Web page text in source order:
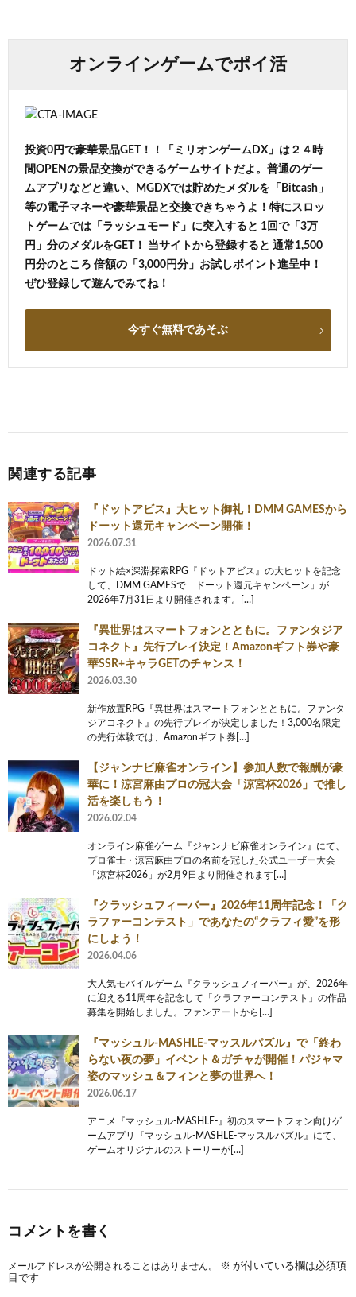
オンラインゲームでポイ活
投資0円で豪華景品GET！！「ミリオンゲームDX」は２４時
間OPENの景品交換ができるゲームサイトだよ。普通のゲー
ムアプリなどと違い、MGDXでは貯めたメダルを「Bitcash」
等の電子マネーや豪華景品と交換できちゃうよ！特にスロッ
トゲームでは「ラッシュモード」に突入すると 1回で「3万
円」分のメダルをGET！ 当サイトから登録すると 通常1,500
円分のところ 倍額の「3,000円分」お試しポイント進呈中！
ぜひ登録して遊んでみてね！
今すぐ無料であそぶ
関連する記事
『ドットアビス』大ヒット御礼！DMM GAMESから
ドーット還元キャンペーン開催！
2026.07.31
ドット絵×深淵探索RPG『ドットアビス』の大ヒットを記念
して、DMM GAMESで「ドーット還元キャンペーン」が
2026年7月31日より開催されます。[…]
『異世界はスマートフォンとともに。ファンタジア
コネクト』先行プレイ決定！Amazonギフト券や豪
華SSR+キャラGETのチャンス！
2026.03.30
新作放置RPG『異世界はスマートフォンとともに。ファンタ
ジアコネクト』の先行プレイが決定しました！3,000名限定
の先行体験では、Amazonギフト券[…]
【ジャンナビ麻雀オンライン】参加人数で報酬が豪
華に！涼宮麻由プロの冠大会「涼宮杯2026」で推し
活を楽しもう！
2026.02.04
オンライン麻雀ゲーム『ジャンナビ麻雀オンライン』にて、
プロ雀士・涼宮麻由プロの名前を冠した公式ユーザー大会
「涼宮杯2026」が2月9日より開催されます[…]
『クラッシュフィーバー』2026年11周年記念！「ク
ラファーコンテスト」であなたの“クラフィ愛”を形
にしよう！
2026.04.06
大人気モバイルゲーム『クラッシュフィーバー』が、2026年
に迎える11周年を記念して「クラファーコンテスト」の作品
募集を開始しました。ファンアートから[…]
『マッシュル-MASHLE-マッスルパズル』で「終わ
らない夜の夢」イベント＆ガチャが開催！パジャマ
姿のマッシュ＆フィンと夢の世界へ！
2026.06.17
アニメ『マッシュル-MASHLE-』初のスマートフォン向けゲ
ームアプリ『マッシュル-MASHLE-マッスルパズル』にて、
ゲームオリジナルのストーリーが[…]
コメントを書く
メールアドレスが公開されることはありません。 ※ が付いている欄は必須項
目です